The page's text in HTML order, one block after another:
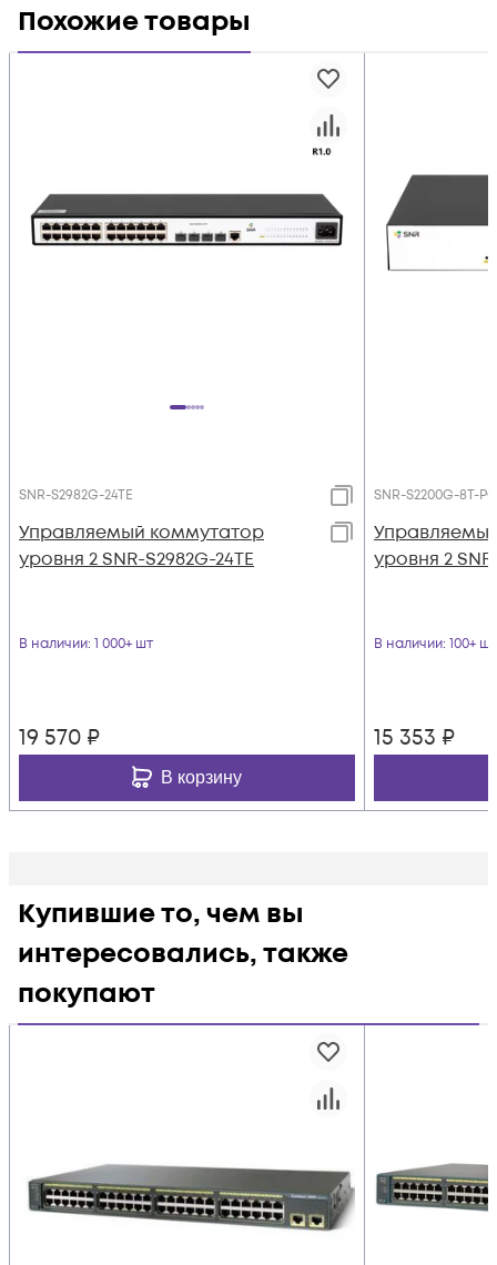
Похожие товары
SNR-S2982G-24TE
Управляемый коммутатор
уровня 2 SNR-S2982G-24TE
В наличии: 1 000+ шт
19 570 ₽
В корзину
SNR-S2200G-8T-
уровня 2
В наличии: 100+ шт
15 353 ₽
Купившие то, чем вы
интересовались, также
покупают